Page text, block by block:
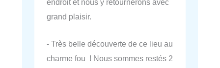
endroit et nous y retournerons avec
grand plaisir.
- Très belle découverte de ce lieu au
charme fou ! Nous sommes restés 2